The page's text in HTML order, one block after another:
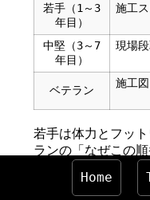
若手（1～3
年目）
施工
中堅（3～7
年目）
現場
ベテラン
施工
若手は体力とフッ
ランの「なぜこの
法を残すのか」を
が進みます。特に
Home